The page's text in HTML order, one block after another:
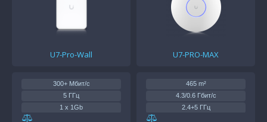
U7-Pro-Wall U7-PRO-MAX
300+ Мбит/с
5 ГГц
1 x 1Gb
465 m²
4.3/0.6 Гбит/с
2.4+5 ГГц